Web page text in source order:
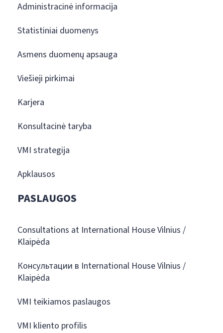
Administracinė informacija
Statistiniai duomenys
Asmens duomenų apsauga
Viešieji pirkimai
Karjera
Konsultacinė taryba
VMI strategija
Apklausos
PASLAUGOS
Consultations at International House Vilnius /
Klaipėda
Консультации в International House Vilnius /
Klaipėda
VMI teikiamos paslaugos
VMI kliento profilis